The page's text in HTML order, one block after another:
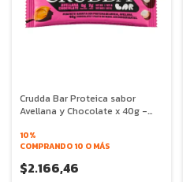
Crudda Bar Proteica sabor
Avellana y Chocolate x 40g -
10%
COMPRANDO 10 O MÁS
$2.166,46